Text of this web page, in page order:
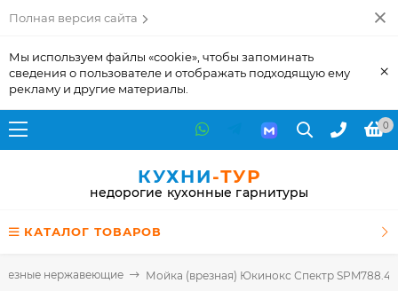
Полная версия сайта
Мы используем файлы «cookie», чтобы запоминать
сведения о пользователе и отображать подходящую ему
рекламу и другие материалы.
×
0
КУХНИ-ТУР
недорогие кухонные гарнитуры
КАТАЛОГ ТОВАРОВ
нержавеющие Мойка (врезная) Юкинокс Спектр